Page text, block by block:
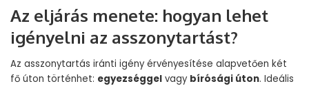
Az eljárás menete: hogyan lehet
igényelni az asszonytartást?
Az asszonytartás iránti igény érvényesítése alapvetően két
fő úton történhet: egyezséggel vagy bírósági úton. Ideális